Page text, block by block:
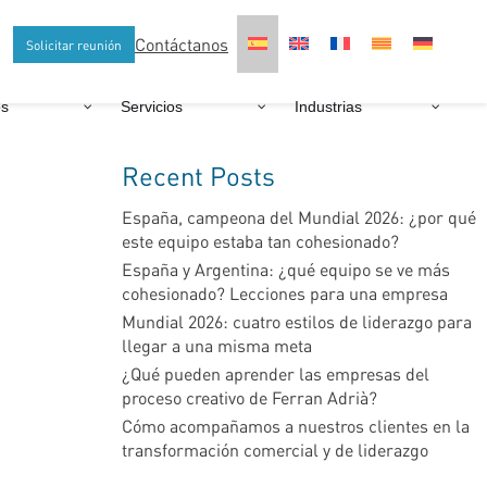
Solicitar reunión Contáctanos
Servicios Industrias
Recent Posts
España, campeona del Mundial 2026: ¿por qué
este equipo estaba tan cohesionado?
España y Argentina: ¿qué equipo se ve más
cohesionado? Lecciones para una empresa
Mundial 2026: cuatro estilos de liderazgo para
llegar a una misma meta
¿Qué pueden aprender las empresas del
proceso creativo de Ferran Adrià?
Cómo acompañamos a nuestros clientes en la
transformación comercial y de liderazgo